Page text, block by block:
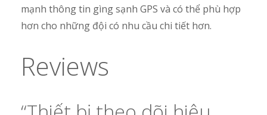
mạnh thông tin gìng sạnh GPS và có thể phù hợp
hơn cho những đội có nhu cầu chi tiết hơn.
Reviews